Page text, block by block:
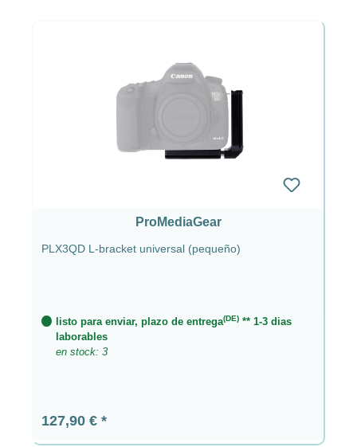
ProMediaGear
PLX3QD L-bracket universal (pequeño)
listo para enviar, plazo de entrega(DE)** 1-3 dias
laborables
en stock: 3
Precio normal:
127,90 €